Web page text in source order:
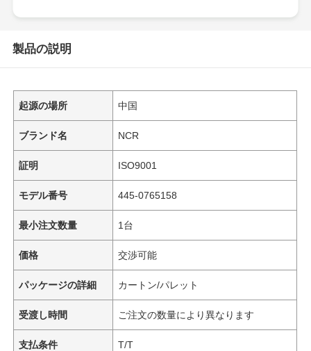
製品の説明
起源の場所 中国
ブランド名 NCR
証明 ISO9001
モデル番号 445-0765158
最小注文数量 1台
価格 交渉可能
パッケージの詳細 カートン/パレット
受渡し時間 ご注文の数量により異なります
支払条件 T/T